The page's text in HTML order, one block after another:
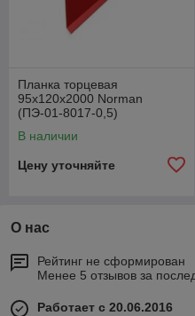
Планка торцевая
95х120х2000 Norman
(ПЭ-01-8017-0,5)
В наличии
Цену уточняйте
О нас
Рейтинг не сформирован
Менее 5 отзывов за
Работает с 20.06.2016